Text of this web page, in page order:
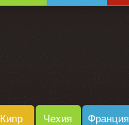
Кипр Чехия Франция